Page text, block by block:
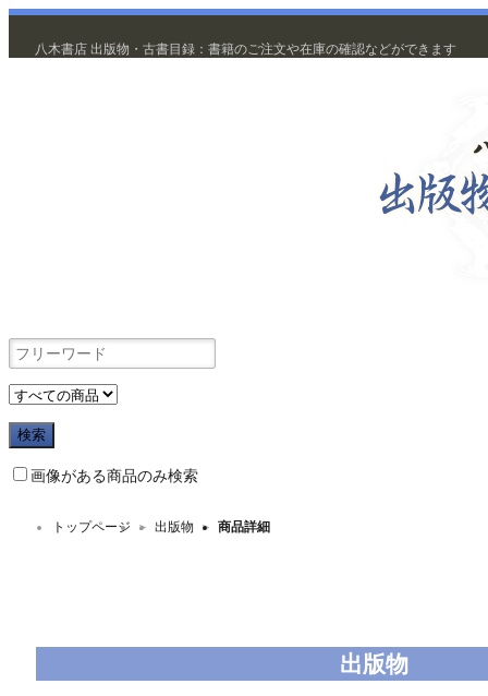
八木書店 出版物・古書目録：書籍のご注文や在庫の確認などができます
画像がある商品のみ検索
トップページ ＞ 出版物 ＞ 商品詳細
出版物